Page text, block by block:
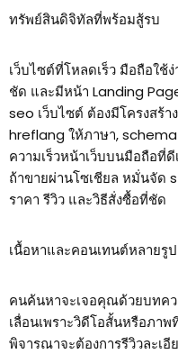
ทรัพย์สินดิจิทัลที่พร้อมสู้รบ
เว็บไซต์ที่โหลดเร็ว มือถือใช้
ชัด และมีหน้า Landing
seo เว็บไซต์ ต้องมีโครงสร้
hreflang ให้ภาษา,
ความเร็วหน้าเว็บบนมือถือที่
ถ้าขายผ่านโซเชียล หมั่นจัด
ราคา รีวิว และวิธีสั่งซื้อที่ชัด
เนื้อหาและคอนเทนต์หลายรู
คนค้นหาจะเจอคุณด้วยบทค
เลื่อนเพราะวิดีโอสั้นหรือภา
พิจารณาจะต้องการรีวิวละเอี